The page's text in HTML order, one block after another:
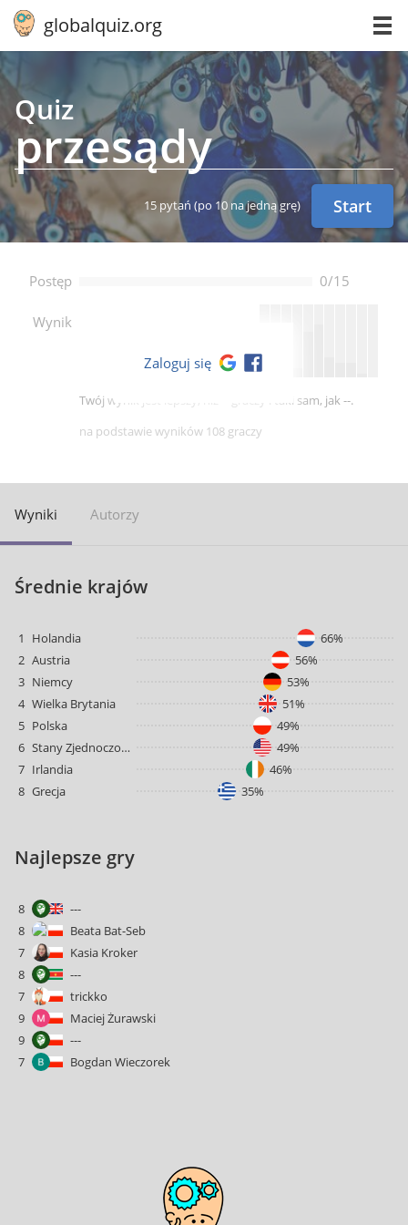
globalquiz.org
Quiz
przesądy
15 pytań (po 10 na jedną grę) Start
Postęp 0/15
Wynik --
Twój wynik jest lepszy, niż -- graczy i taki sam, jak --.
na podstawie wyników 108 graczy
Zaloguj się
Wyniki Autorzy
Średnie krajów
1 Holandia
66%
2 Austria
56%
3 Niemcy
53%
4 Wielka Brytania
51%
5 Polska
49%
6
Stany Zjednoczone
49%
7 Irlandia
46%
8 Grecja 35%
Najlepsze gry
8
---
8
Beata Bat-Seb
7
Kasia Kroker
8
---
7
trickko
9
Maciej Żurawski
9
---
7
Bogdan Wieczorek